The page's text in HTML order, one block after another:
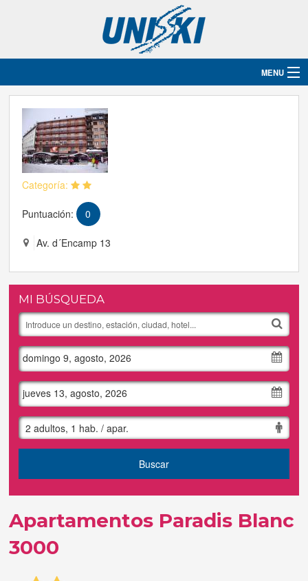
MENU
Destinos
Hoteles
Ski
Blog
Contacto
Tus reservas
Inicia sessión
Regístrate
Categoría:
Puntuación: 0
Av. d´Encamp 13
MI BÚSQUEDA
domingo 9, agosto, 2026
jueves 13, agosto, 2026
2 adultos, 1 hab. / apar.
Buscar
Apartamentos Paradis Blanc
3000